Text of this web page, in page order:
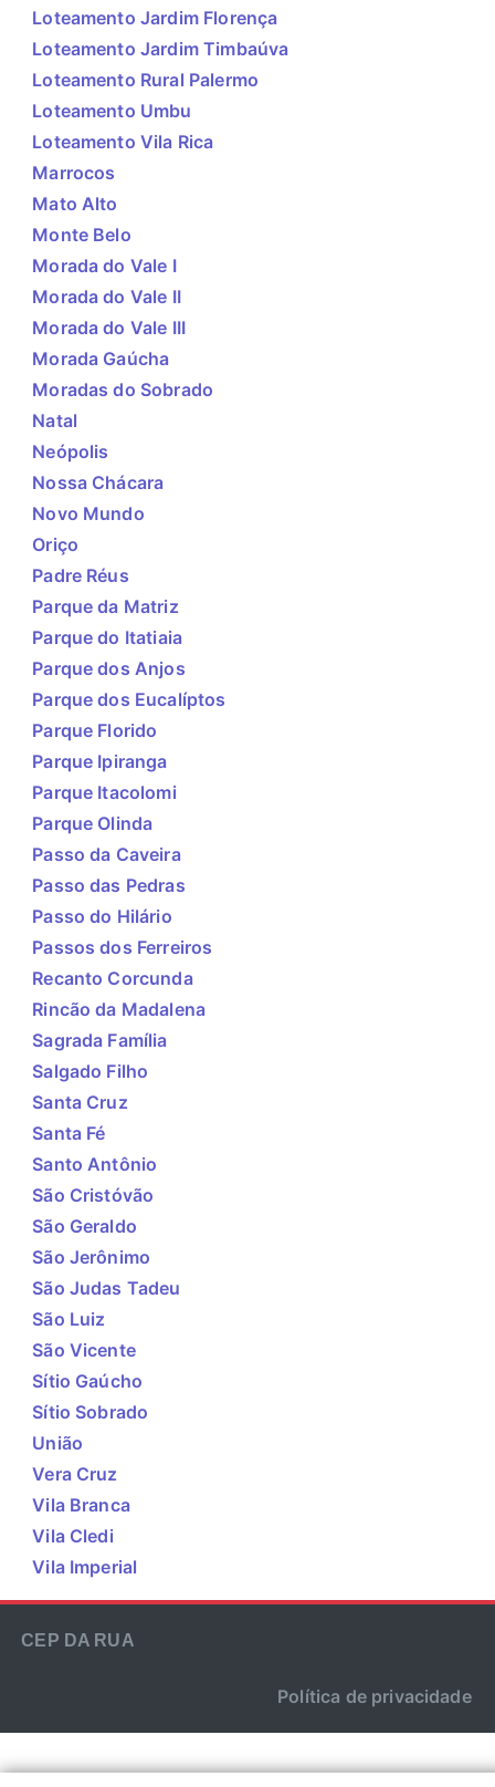
Loteamento Jardim Florença
Loteamento Jardim Timbaúva
Loteamento Rural Palermo
Loteamento Umbu
Loteamento Vila Rica
Marrocos
Mato Alto
Monte Belo
Morada do Vale I
Morada do Vale II
Morada do Vale III
Morada Gaúcha
Moradas do Sobrado
Natal
Neópolis
Nossa Chácara
Novo Mundo
Oriço
Padre Réus
Parque da Matriz
Parque do Itatiaia
Parque dos Anjos
Parque dos Eucalíptos
Parque Florido
Parque Ipiranga
Parque Itacolomi
Parque Olinda
Passo da Caveira
Passo das Pedras
Passo do Hilário
Passos dos Ferreiros
Recanto Corcunda
Rincão da Madalena
Sagrada Família
Salgado Filho
Santa Cruz
Santa Fé
Santo Antônio
São Cristóvão
São Geraldo
São Jerônimo
São Judas Tadeu
São Luiz
São Vicente
Sítio Gaúcho
Sítio Sobrado
União
Vera Cruz
Vila Branca
Vila Cledi
Vila Imperial
CEP DA RUA
Política de privacidade